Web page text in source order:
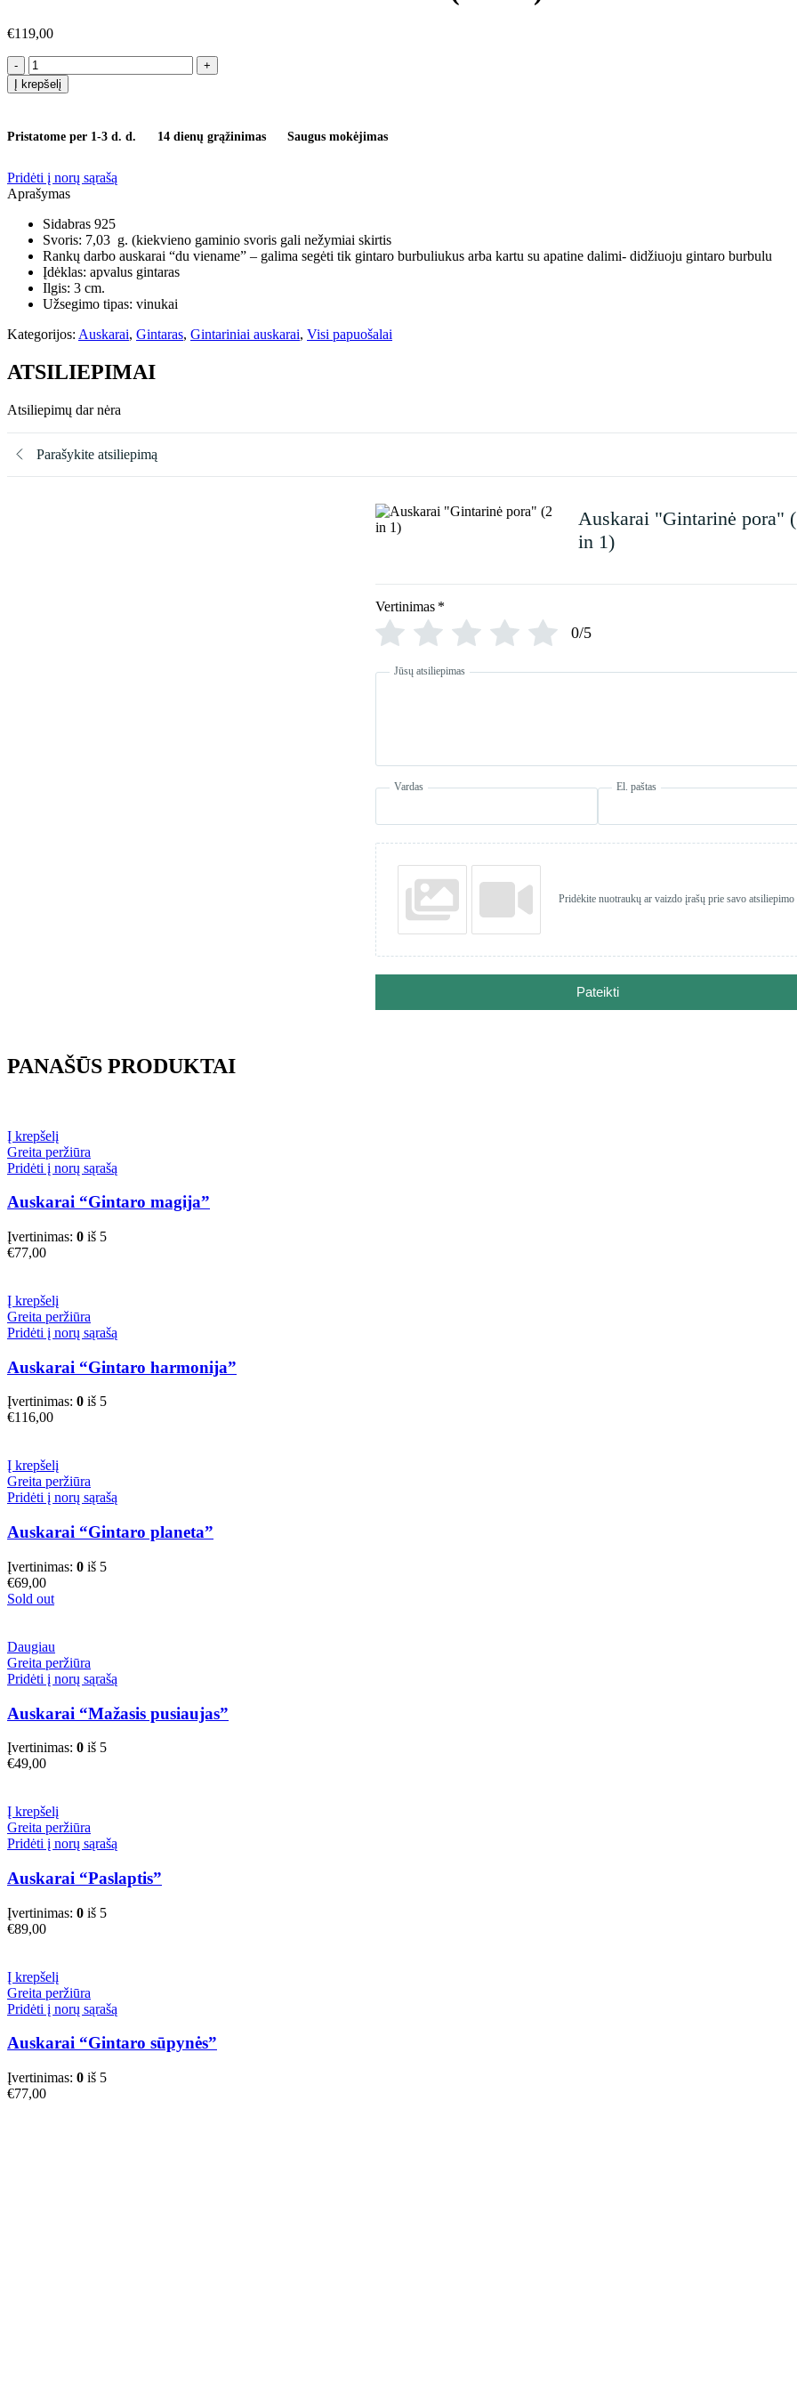
€119,00
produkto
kiekis:
Auskarai
(2
1)
Į krepšelį
Pristatome per 1-3 d. d. 14 dienų grąžinimas Saugus mokėjimas
Pridėti į norų sąrašą
Aprašymas
Sidabras 925
Svoris: 7,03 g. (kiekvieno gaminio svoris gali nežymiai skirtis
Rankų darbo auskarai “du viename” – galima segėti tik gintaro burbuliukus arba kartu su apatine dalimi- didžiuoju gintaro burbulu
Įdėklas: apvalus gintaras
Ilgis: 3 cm.
Užsegimo tipas: vinukai
Kategorijos: Auskarai, Gintaras, Gintariniai auskarai, Visi papuošalai
ATSILIEPIMAI
Atsiliepimų dar nėra
Parašykite atsiliepimą
Auskarai "Gintarinė pora"
in 1)
Vertinimas *
0/5
Jūsų atsiliepimas
Vardas El. paštas
Pridėkite nuotraukų ar vaizdo įrašų prie savo atsiliepimo
Pateikti
PANAŠŪS PRODUKTAI
Į krepšelį
Greita peržiūra
Pridėti į norų sąrašą
Auskarai “Gintaro magija”
Įvertinimas: 0 iš 5
€77,00
Į krepšelį
Greita peržiūra
Pridėti į norų sąrašą
Auskarai “Gintaro harmonija”
Įvertinimas: 0 iš 5
€116,00
Į krepšelį
Greita peržiūra
Pridėti į norų sąrašą
Auskarai “Gintaro planeta”
Įvertinimas: 0 iš 5
€69,00
Sold out
Daugiau
Greita peržiūra
Pridėti į norų sąrašą
Auskarai “Mažasis pusiaujas”
Įvertinimas: 0 iš 5
€49,00
Į krepšelį
Greita peržiūra
Pridėti į norų sąrašą
Auskarai “Paslaptis”
Įvertinimas: 0 iš 5
€89,00
Į krepšelį
Greita peržiūra
Pridėti į norų sąrašą
Auskarai “Gintaro sūpynės”
Įvertinimas: 0 iš 5
€77,00